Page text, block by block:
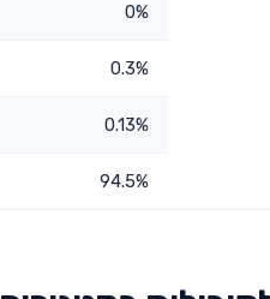
0%
0.3%
0.13%
94.5%